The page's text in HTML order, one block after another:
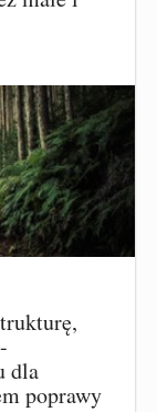
dla
poprawy